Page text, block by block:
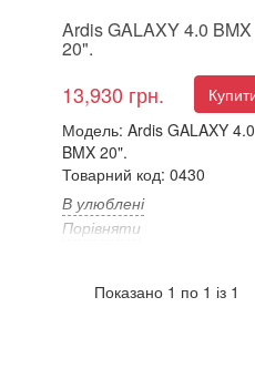
Ardis GALAXY 4.0 BMX
20".
13,930 грн.
Модель: Ardis GALAXY 4.0
BMX 20".
Товарний код: 0430
В улюблені
Порівняти
Характеристики&nb...
Показано 1 по 1 із 1